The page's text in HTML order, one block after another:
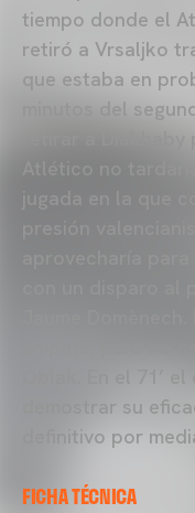
tiempo donde el
retiró a Vrsaljko
que estaba en
minutos del
retirar a
Atlético no
jugada en la que
presión
aprovecharía
con un disparo
Jaume
empate, pero no
Oblak. En el 71’
demostrar su
definitivo por
FICHA TÉCNICA